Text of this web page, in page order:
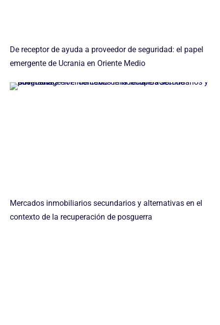
De receptor de ayuda a proveedor de seguridad: el papel
emergente de Ucrania en Oriente Medio
Mercados inmobiliarios secundarios y alternativas en el
contexto de la recuperación de posguerra